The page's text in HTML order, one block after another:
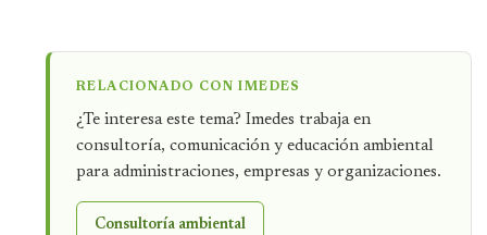
RELACIONADO CON IMEDES
¿Te interesa este tema? Imedes trabaja en
consultoría, comunicación y educación ambiental
para administraciones, empresas y organizaciones.
Consultoría ambiental